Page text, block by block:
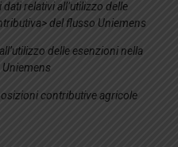
relativi all’utilizzo delle
del flusso Uniemens
delle esenzioni nella
Uniemens
contributive agricole